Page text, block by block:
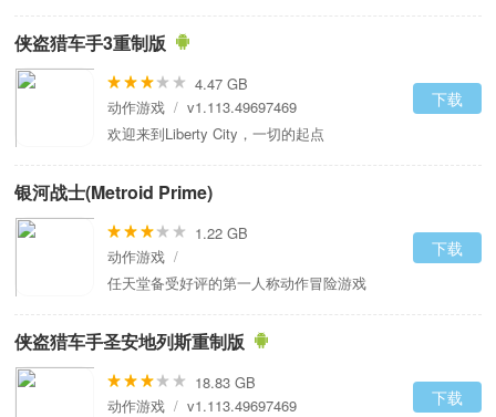
侠盗猎车手3重制版
4.47 GB
动作游戏 / v1.113.49697469
欢迎来到Liberty City，一切的起点
下载
银河战士(Metroid Prime)
1.22 GB
动作游戏 /
任天堂备受好评的第一人称动作冒险游戏
下载
侠盗猎车手圣安地列斯重制版
18.83 GB
动作游戏 / v1.113.49697469
下载